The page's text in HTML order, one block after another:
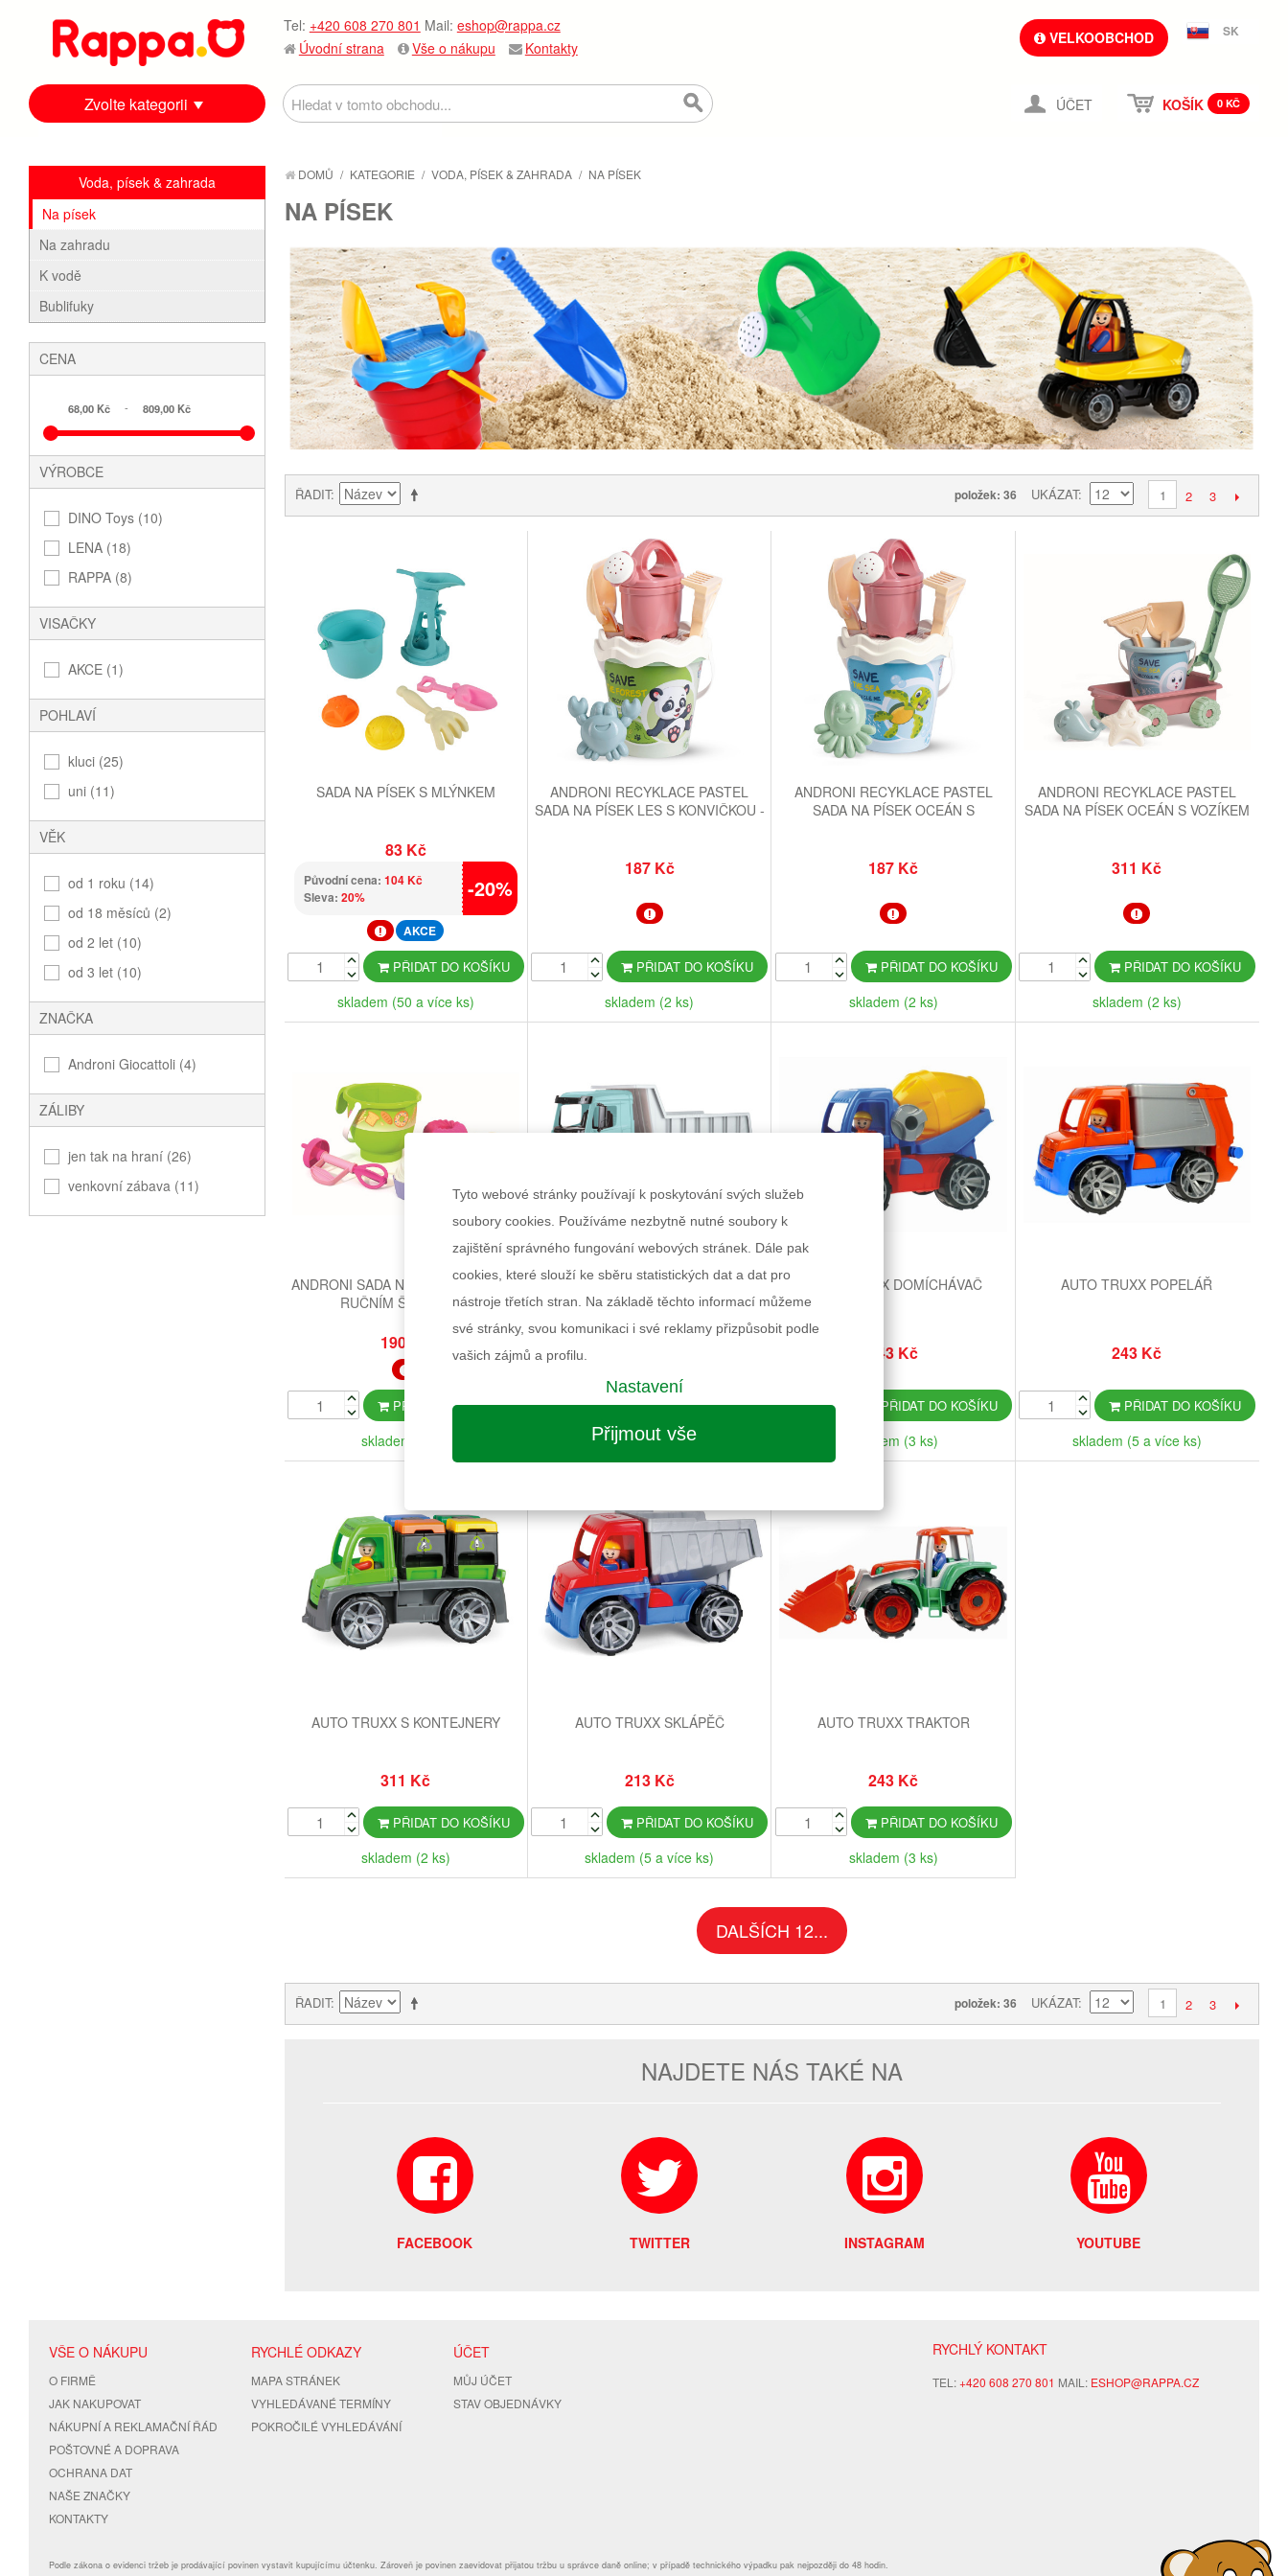
Tel: +420 608 270 801 Mail: eshop@rappa.cz
Úvodní strana
Vše o nákupu Kontakty
VELKOOBCHOD SK
ÚČET KOŠÍK 0 KČ
Zvolte kategorii
DOMŮ / KATEGORIE / VODA, PÍSEK & ZAHRADA / NA PÍSEK
NA PÍSEK
ŘADIT položek: 36 UKÁZAT 1 2 3
SADA NA PÍSEK S MLÝNKEM
83 Kč
Původní cena: 104 Kč
Sleva: 20% -20%
AKCE
PŘIDAT DO KOŠÍKU
skladem (50 a více ks)
ANDRONI RECYKLACE PASTEL
SADA NA PÍSEK LES S KONVIČKOU -
187 Kč
PŘIDAT DO KOŠÍKU
skladem (2 ks)
ANDRONI RECYKLACE PASTEL
SADA NA PÍSEK OCEÁN S
187 Kč
PŘIDAT DO KOŠÍKU
skladem (2 ks)
ANDRONI RECYKLACE PASTEL
SADA NA PÍSEK OCEÁN S VOZÍKEM
311 Kč
PŘIDAT DO KOŠÍKU
skladem (2 ks)
ANDRONI SADA NA PÍSEK PEČENÍ S
RUČNÍM ŠLEHAČEM
190 Kč
PŘIDAT DO KOŠÍKU
skladem (2 ks)
AUTO GIGA TRUCKS SKLÁPĚČ
AROCS TYRKYS
PŘIDAT DO KOŠÍKU
skladem (poslední kus)
AUTO TRUXX DOMÍCHÁVAČ
243 Kč
PŘIDAT DO KOŠÍKU
skladem (3 ks)
AUTO TRUXX POPELÁŘ
243 Kč
PŘIDAT DO KOŠÍKU
skladem (5 a více ks)
AUTO TRUXX S KONTEJNERY
311 Kč
PŘIDAT DO KOŠÍKU
skladem (2 ks)
AUTO TRUXX SKLÁPĚČ
213 Kč
PŘIDAT DO KOŠÍKU
skladem (5 a více ks)
AUTO TRUXX TRAKTOR
243 Kč
PŘIDAT DO KOŠÍKU
skladem (3 ks)
DALŠÍCH 12...
ŘADIT položek: 36 UKÁZAT 1 2 3
NAJDETE NÁS TAKÉ NA
FACEBOOK TWITTER INSTAGRAM YOUTUBE
Voda, písek & zahrada
Na písek
Na zahradu
K vodě
Bublifuky
CENA
68,00 Kč - 809,00 Kč
VÝROBCE
DINO Toys (10)
LENA (18)
RAPPA (8)
VISAČKY
AKCE (1)
POHLAVÍ
kluci (25)
uni (11)
VĚK
od 1 roku (14)
od 18 měsíců (2)
od 2 let (10)
od 3 let (10)
ZNAČKA
Androni Giocattoli (4)
ZÁLIBY
jen tak na hraní (26)
venkovní zábava (11)
RYCHLÝ KONTAKT
TEL:+420 608 270 801 MAIL: ESHOP@RAPPA.CZ
VŠE O NÁKUPU
O FIRMĚ
JAK NAKUPOVAT
NÁKUPNÍ A REKLAMAČNÍ ŘÁD
POŠTOVNÉ A DOPRAVA
OCHRANA DAT
NAŠE ZNAČKY
KONTAKTY
RYCHLÉ ODKAZY
MAPA STRÁNEK
VYHLEDÁVANÉ TERMÍNY
POKROČILÉ VYHLEDÁVÁNÍ
ÚČET
MŮJ ÚČET
STAV OBJEDNÁVKY
Podle zákona o evidenci tržeb je prodávající povinen vystavit kupujícímu účtenku. Zároveň je povinen zaevidovat přijatou tržbu u správce daně online; v případě technického výpadku pak nejpozději do 48 hodin.
Tyto webové stránky používají k poskytování svých služeb
soubory cookies. Používáme nezbytně nutné soubory k
zajištění správného fungování webových stránek. Dále pak
cookies, které slouží ke sběru statistických dat a dat pro
nástroje třetích stran. Na základě těchto informací můžeme
své stránky, svou komunikaci i své reklamy přizpůsobit podle
vašich zájmů a profilu.
Nastavení
Přijmout vše